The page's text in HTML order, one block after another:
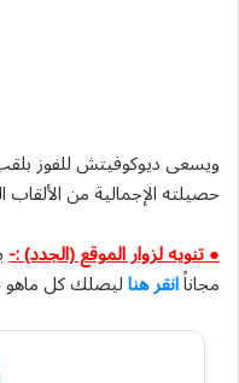
حصيلته الإجمالية من الألقاب
● تنويه لزوار الموقع (الجدد) :-
مجاناًانقر هناليصلك كل